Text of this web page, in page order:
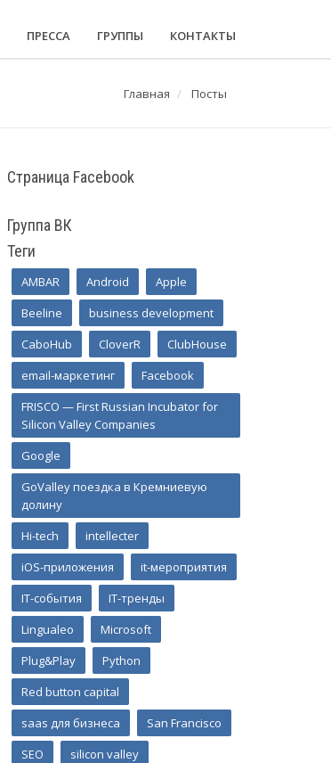
ПРЕССА ГРУППЫ КОНТАКТЫ
Главная Посты
Страница Facebook
Группа ВК
Теги
AMBAR Android
Apple
Beeline
business development
CaboHub
CloverR
ClubHouse
email-маркетинг
Facebook
FRISCO — First Russian Incubator for
Silicon Valley Companies
Google
GoValley поездка в Кремниевую
долину
Hi-tech
intellecter
iOS-приложения
it-мероприятия
IT-события
IT-тренды
Lingualeo
Microsoft
Plug&Play
Python
Red button capital
saas для бизнеса
San Francisco
SEO
silicon valley